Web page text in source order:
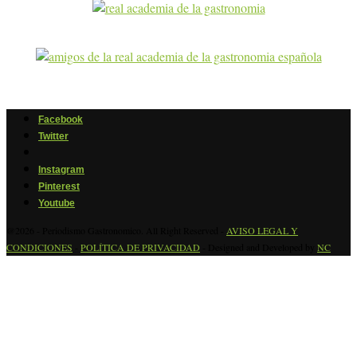
Facebook
Twitter
Instagram
Pinterest
Youtube
AVISO LEGAL Y
CONDICIONES
POLÍTICA DE PRIVACIDAD NC